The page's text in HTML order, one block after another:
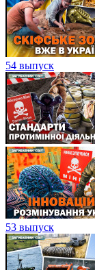
54 выпуск
53 выпуск